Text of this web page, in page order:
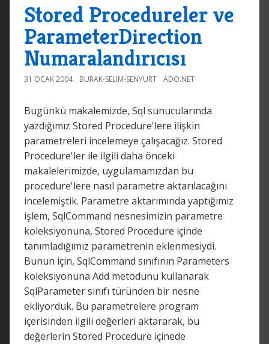
Stored Procedureler ve
ParameterDirection
Numaralandırıcısı
31 OCAK 2004 BURAK-SELIM-SENYURT ADO.NET
Bugünkü makalemizde, Sql sunucularında
yazdığımız Stored Procedure'lere ilişkin
parametreleri incelemeye çalışacağız. Stored
Procedure'ler ile ilgili daha önceki
makalelerimizde, uygulamamızdan bu
procedure'lere nasıl parametre aktarılacağını
incelemiştik. Parametre aktarımında yaptığımız
işlem, SqlCommand nesnesimizin parametre
koleksiyonuna, Stored Procedure içinde
tanımladığımız parametrenin eklenmesiydi.
Bunun için, SqlCommand sınıfının Parameters
koleksiyonuna Add metodunu kullanarak
SqlParameter sınıfı türünden bir nesne
ekliyorduk. Bu parametrelere program
içerisinden ilgili değerleri aktararak, bu
değerlerin Stored Procedure içinede